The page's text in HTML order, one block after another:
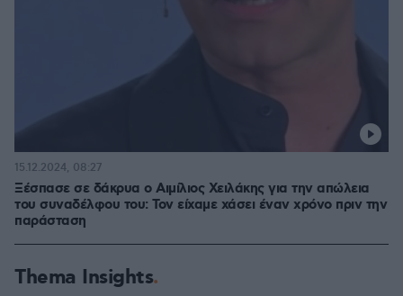
Ξέσπασε σε δάκρυα ο Αιμίλιος Χειλάκης για την απώλεια
του συναδέλφου του: Τον είχαμε χάσει έναν χρόνο πριν την
παράσταση
15.12.2024, 08:27
Thema Insights